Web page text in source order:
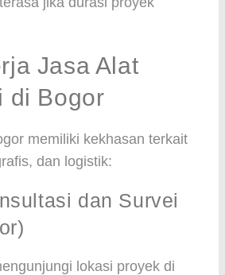
Jasa Alat
di Bogor
memiliki kekhasan terkait
dan logistik:
dan Survei
lokasi proyek di